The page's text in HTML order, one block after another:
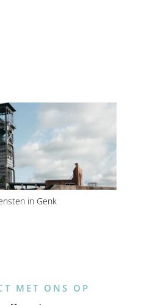
in Genk
MET ONS OP